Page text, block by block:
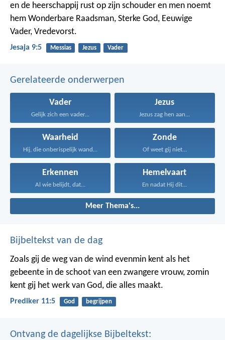
en de heerschappij rust op zijn schouder en men noemt
hem Wonderbare Raadsman, Sterke God, Eeuwige
Vader, Vredevorst.
Jesaja 9:5 Messias Jezus Vader
Gerelateerde onderwerpen
Vader
Gelijk zich een vader...
Jezus
Jezus zag hen aan...
Waarheid
Hij, die onberispelijk wandelt...
Zonde
Of weet gij niet...
Erkennen
Al wie belijdt, dat...
Hemelvaart
En nadat Hij dit...
Meer Thema's...
Bijbeltekst van de dag
Zoals gij de weg van de wind evenmin kent als het
gebeente in de schoot van een zwangere vrouw, zomin
kent gij het werk van God, die alles maakt.
Prediker 11:5 God begrijpen
Ontvang de dagelijkse Bijbeltekst: